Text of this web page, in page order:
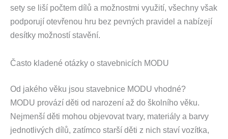
sety se liší počtem dílů a možnostmi využití, všechny však
podporují otevřenou hru bez pevných pravidel a nabízejí
desítky možností stavění.
Často kladené otázky o stavebnicích MODU
Od jakého věku jsou stavebnice MODU vhodné?
MODU provází děti od narození až do školního věku.
Nejmenší děti mohou objevovat tvary, materiály a barvy
jednotlivých dílů, zatímco starší děti z nich staví vozítka,